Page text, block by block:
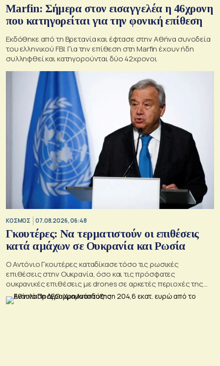
Marfin: Σήμερα στον εισαγγελέα η 46χρονη
που κατηγορείται για την φονική επίθεση
Εκδόθηκε από τη Βρετανία και έφτασε στην Αθήνα συνοδεία
του ελληνικού FBI. Για την επίθεση στη Marfin έχουν ήδη
συλληφθεί και κατηγορούνται δύο 42χρονοι
ΚΟΣΜΟΣ 07.08.2026, 06:48
Γκουτέρες: Να τερματιστούν οι επιθέσεις
κατά αμάχων σε Ουκρανία και Ρωσία
Ο Αντόνιο Γκουτέρες καταδίκασε τόσο τις ρωσικές
επιθέσεις στην Ουκρανία, όσο και τις πρόσφατες
ουκρανικές επιθέσεις με drones σε αρκετές περιοχές της
Ρωσίας, οι οποίες προκάλεσαν απώλειες μεταξύ αμάχων και
ζημιές σε μη στρατιωτικές υποδομές.